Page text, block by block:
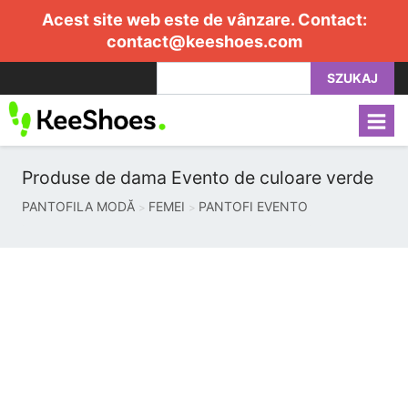
Acest site web este de vânzare. Contact:
contact@keeshoes.com
SZUKAJ
Produse de dama Evento de culoare verde
PANTOFILA MODĂ FEMEI PANTOFI EVENTO